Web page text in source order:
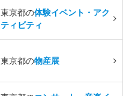
東京都の体験イベント・アク
ティビティ
東京都の物産展